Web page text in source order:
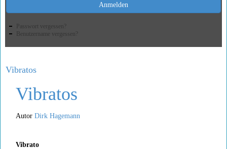
Anmelden
Passwort vergessen?
Benutzername vergessen?
Vibratos
Vibratos
Autor Dirk Hagemann
Vibrato